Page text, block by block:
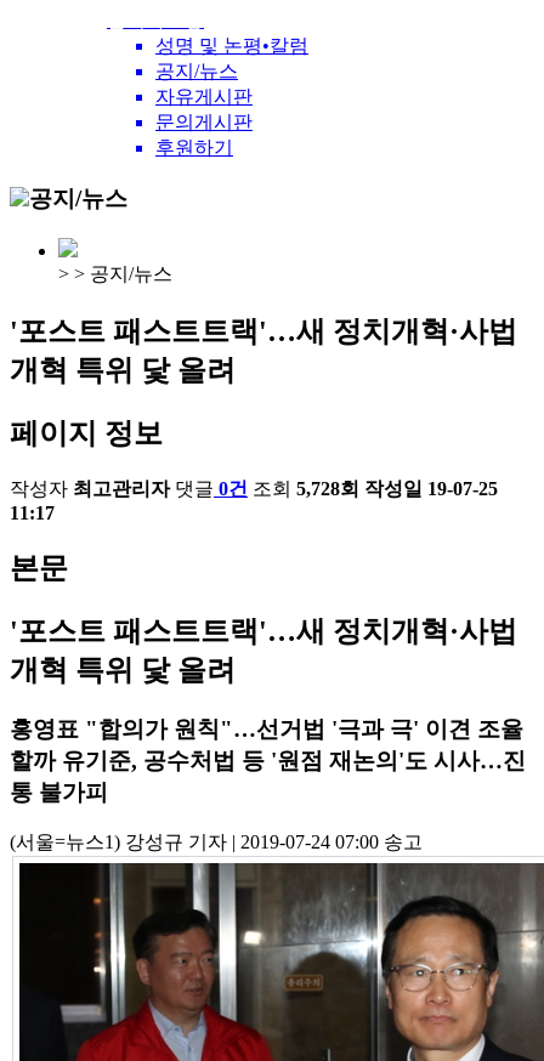
성명 및 논평•칼럼
공지/뉴스
자유게시판
문의게시판
후원하기
공지/뉴스
> > 공지/뉴스
'포스트 패스트트랙'…새 정치개혁·사법
개혁 특위 닻 올려
페이지 정보
작성자 최고관리자 댓글 0건 조회 5,728회 작성일 19-07-25
11:17
본문
'포스트 패스트트랙'…새 정치개혁·사법
개혁 특위 닻 올려
홍영표 "합의가 원칙"…선거법 '극과 극' 이견 조율
할까 유기준, 공수처법 등 '원점 재논의'도 시사…진
통 불가피
(서울=뉴스1) 강성규 기자 | 2019-07-24 07:00 송고